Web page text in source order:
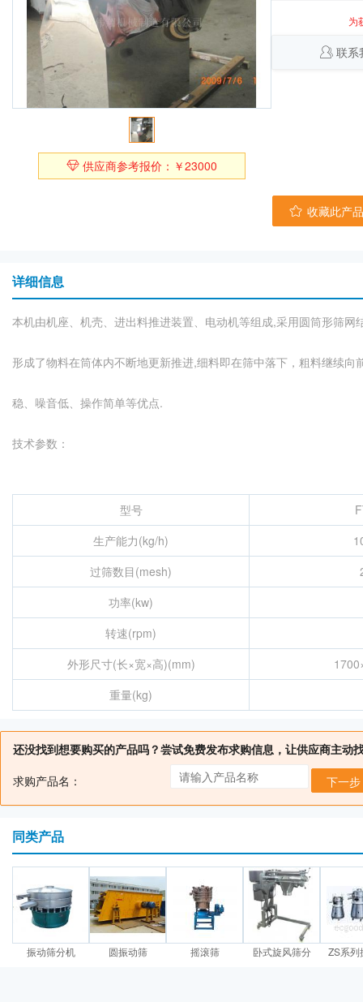
供应商参考报价：￥23000
为
联系
收藏此产品
详细信息
本机由机座、机壳、进出料推进装置、电动机等组成,采用圆筒形筛
形成了物料在筒体内不断地更新推进,细料即在筛中落下，粗料继续
稳、噪音低、操作简单等优点.
技术参数：
型号
生产能力(kg/h)
过筛数目(mesh)
功率(kw)
转速(rpm)
外形尺寸(长×宽×高)(mm)
重量(kg)
还没找到想要购买的产品吗？尝试免费发布求购信息，让供应商主动
求购产品名：
下一步
同类产品
振动筛分机 圆振动筛 摇滚筛 卧式旋风筛分 ZS系列